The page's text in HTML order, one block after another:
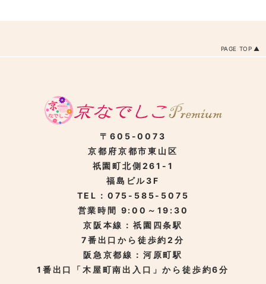
PAGE TOP
〒605-0073
京都府京都市東山区
祇園町北側261-1
福島ビル3F
TEL：075-585-5075
営業時間 9:00～19:30
京阪本線：祇園四条駅
7番出口から徒歩約2分
阪急京都線：河原町駅
1番出口「木屋町南出入口」から徒歩約6分